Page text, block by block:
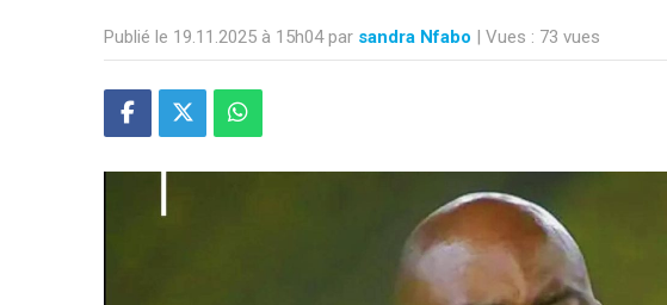
Publié le 19.11.2025 à 15h04 par sandra Nfabo | Vues : 73 vues